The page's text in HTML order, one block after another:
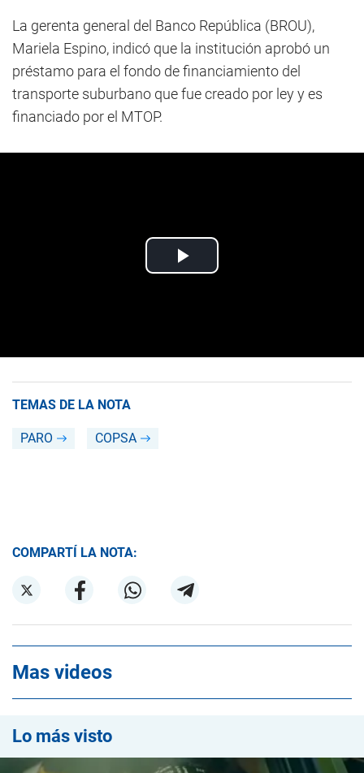
La gerenta general del Banco República (BROU),
Mariela Espino, indicó que la institución aprobó un
préstamo para el fondo de financiamiento del
transporte suburbano que fue creado por ley y es
financiado por el MTOP.
TEMAS DE LA NOTA
PARO COPSA
COMPARTÍ LA NOTA:
Mas videos
Lo más visto